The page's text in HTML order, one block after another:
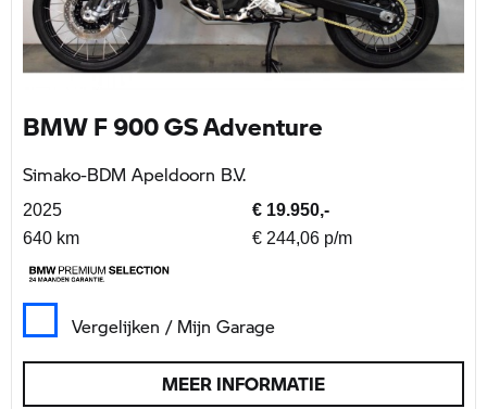
BMW F 900 GS Adventure
Simako-BDM Apeldoorn B.V.
2025
€ 19.950,-
640 km
€ 244,06 p/m
Vergelijken / Mijn Garage
MEER INFORMATIE